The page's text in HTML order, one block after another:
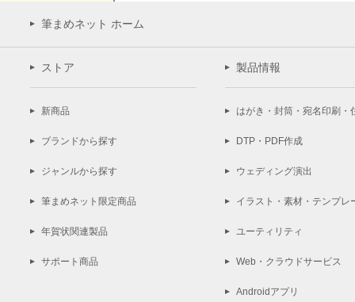
筆まめネット ホーム
ストア
新商品
ブランドから探す
ジャンルから探す
筆まめネット限定商品
年賀状関連製品
サポート商品
製品情報
はがき・封筒・宛名印刷・
DTP・PDF作成
ウェディング演出
イラスト・素材・テンプレ
ユーティリティ
Web・クラウドサービス
Androidアプリ